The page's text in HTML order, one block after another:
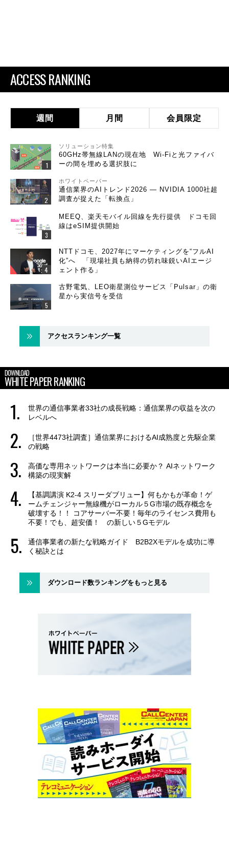
ACCESS RANKING
週間 月間 会員限定
ソリューション特集
60GHz帯無線LANの現在地 Wi-Fiと光ファイバ
ーの間を埋める選択肢に
ホワイトペーパー
通信業界のAIトレンド2026 ― NVIDIA 1000社超
調査が捉えた「転換点」
MEEQ、楽天モバイル回線を先行提供 ドコモ回
線はeSIM提供開始
NTTドコモ、2027年にマーケティングを“フルAI
化”へ 「現場社員も納得の切れ味鋭いAIエージ
ェント作る」
古野電気、LEO衛星測位サービス「Pulsar」の衛
星から実信号を受信
アクセスランキング一覧
DOWNLOAD
WHITE PAPER RANKING
世界の通信事業者33社の成長戦略：通信業界の収益を次の
レベルへ
［世界4473社調査］通信業界におけるAI成熟度と先駆企業
の戦略
高価な専用ネットワークは本当に必要か？ AIネットワーク
構築の現実解
【基調講演 K2-4 スリーダブリュー】何もかもが革命！ゲ
ームチェンジャー無線機がローカル５G市場の既存概念を
破壊する！！ コアサーバー不要！毎年のライセンス費用も
不要！でも、超安価！ の新しい５Gモデル
通信事業者の新たな戦略ガイド B2B2Xモデルを成功に導
く秘訣とは
ダウンロード数ランキングをもっと見る